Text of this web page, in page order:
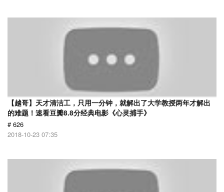
【越哥】天才清洁工，只用一分钟，就解出了大学教授两年才解出
的难题！速看豆瓣8.8分经典电影《心灵捕手》
# 626
2018-10-23 07:35